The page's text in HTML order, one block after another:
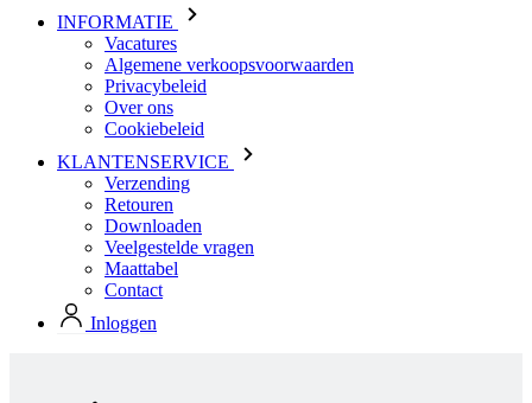
INFORMATIE
Vacatures
Algemene verkoopsvoorwaarden
Privacybeleid
Over ons
Cookiebeleid
KLANTENSERVICE
Verzending
Retouren
Downloaden
Veelgestelde vragen
Maattabel
Contact
Inloggen